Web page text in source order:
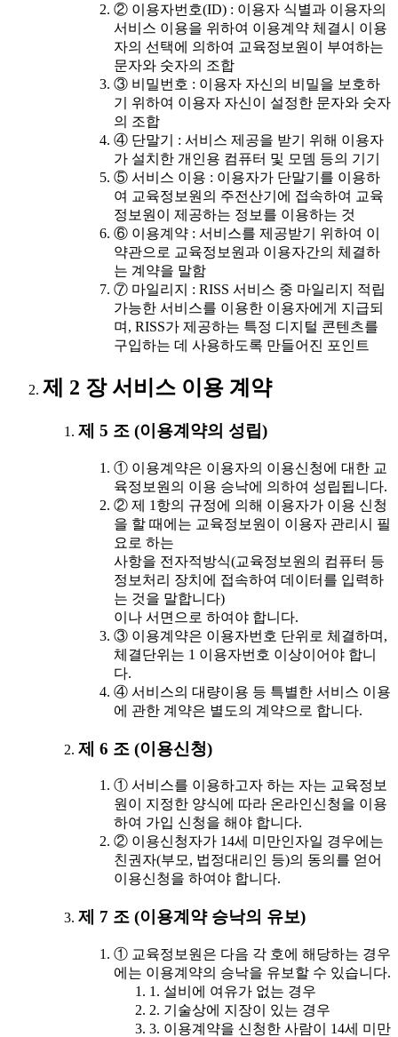
② 이용자번호(ID) : 이용자 식별과 이용자의
서비스 이용을 위하여 이용계약 체결시 이용
자의 선택에 의하여 교육정보원이 부여하는
문자와 숫자의 조합
③ 비밀번호 : 이용자 자신의 비밀을 보호하
기 위하여 이용자 자신이 설정한 문자와 숫자
의 조합
④ 단말기 : 서비스 제공을 받기 위해 이용자
가 설치한 개인용 컴퓨터 및 모뎀 등의 기기
⑤ 서비스 이용 : 이용자가 단말기를 이용하
여 교육정보원의 주전산기에 접속하여 교육
정보원이 제공하는 정보를 이용하는 것
⑥ 이용계약 : 서비스를 제공받기 위하여 이
약관으로 교육정보원과 이용자간의 체결하
는 계약을 말함
⑦ 마일리지 : RISS 서비스 중 마일리지 적립
가능한 서비스를 이용한 이용자에게 지급되
며, RISS가 제공하는 특정 디지털 콘텐츠를
구입하는 데 사용하도록 만들어진 포인트
제 2 장 서비스 이용 계약
제 5 조 (이용계약의 성립)
① 이용계약은 이용자의 이용신청에 대한 교
육정보원의 이용 승낙에 의하여 성립됩니다.
② 제 1항의 규정에 의해 이용자가 이용 신청
을 할 때에는 교육정보원이 이용자 관리시 필
요로 하는
사항을 전자적방식(교육정보원의 컴퓨터 등
정보처리 장치에 접속하여 데이터를 입력하
는 것을 말합니다)
이나 서면으로 하여야 합니다.
③ 이용계약은 이용자번호 단위로 체결하며,
체결단위는 1 이용자번호 이상이어야 합니
다.
④ 서비스의 대량이용 등 특별한 서비스 이용
에 관한 계약은 별도의 계약으로 합니다.
제 6 조 (이용신청)
① 서비스를 이용하고자 하는 자는 교육정보
원이 지정한 양식에 따라 온라인신청을 이용
하여 가입 신청을 해야 합니다.
② 이용신청자가 14세 미만인자일 경우에는
친권자(부모, 법정대리인 등)의 동의를 얻어
이용신청을 하여야 합니다.
제 7 조 (이용계약 승낙의 유보)
① 교육정보원은 다음 각 호에 해당하는 경우
에는 이용계약의 승낙을 유보할 수 있습니다.
1. 설비에 여유가 없는 경우
2. 기술상에 지장이 있는 경우
3. 이용계약을 신청한 사람이 14세 미만